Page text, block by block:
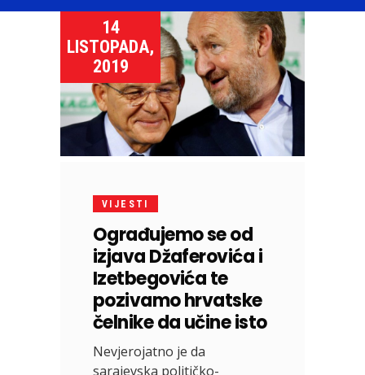
14
LISTOPADA,
2019
VIJESTI
Ograđujemo se od
izjava Džaferovića i
Izetbegovića te
pozivamo hrvatske
čelnike da učine isto
Nevjerojatno je da
sarajevska političko-